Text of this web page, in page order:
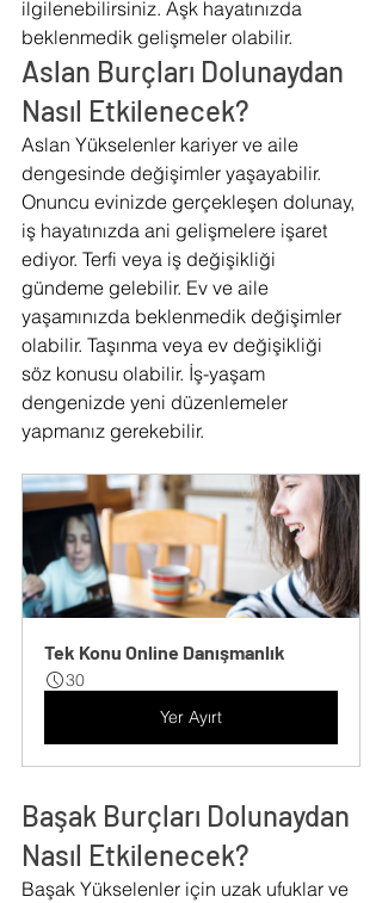
ilgilenebilirsiniz. Aşk hayatınızda
beklenmedik gelişmeler olabilir.
Aslan Burçları Dolunaydan
Nasıl Etkilenecek?
Aslan Yükselenler kariyer ve aile
dengesinde değişimler yaşayabilir.
Onuncu evinizde gerçekleşen dolunay,
iş hayatınızda ani gelişmelere işaret
ediyor. Terfi veya iş değişikliği
gündeme gelebilir. Ev ve aile
yaşamınızda beklenmedik değişimler
olabilir. Taşınma veya ev değişikliği
söz konusu olabilir. İş-yaşam
dengenizde yeni düzenlemeler
yapmanız gerekebilir.
Tek Konu Online Danışmanlık
30
Yer Ayırt
Başak Burçları Dolunaydan
Nasıl Etkilenecek?
Başak Yükselenler için uzak ufuklar ve